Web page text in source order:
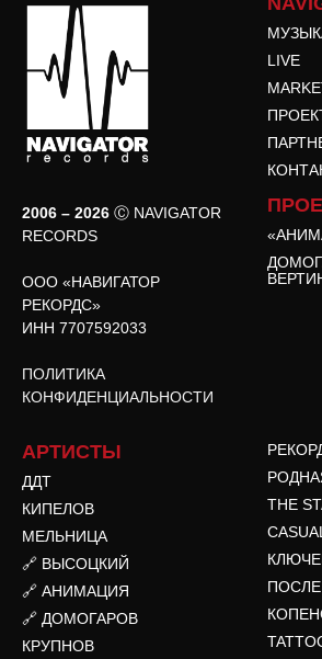
2006 – 2026 Ⓒ NAVIGATOR
RECORDS
ООО «НАВИГАТОР
РЕКОРДС»
ИНН 7707592033
ПОЛИТИКА
КОНФИДЕНЦИАЛЬНОСТИ
LIVE
АРТИСТЫ
ДДТ
КИПЕЛОВ
МЕЛЬНИЦА
🔗 ВЫСОЦКИЙ
🔗 АНИМАЦИЯ
🔗 ДОМОГАРОВ
КРУПНОВ
THE
ПОСЛЕ